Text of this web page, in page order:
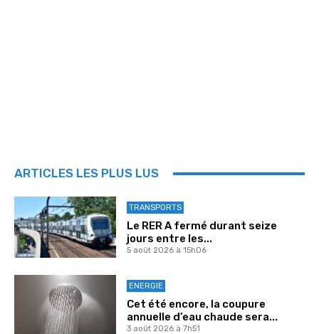
ARTICLES LES PLUS LUS
TRANSPORTS
Le RER A fermé durant seize
jours entre les...
5 août 2026 à 15h06
ENERGIE
Cet été encore, la coupure
annuelle d’eau chaude sera...
3 août 2026 à 7h51